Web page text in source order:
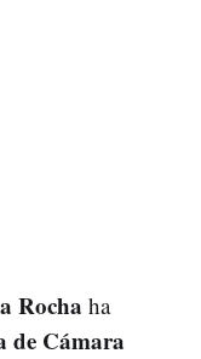
Rocha ha
de Cámara